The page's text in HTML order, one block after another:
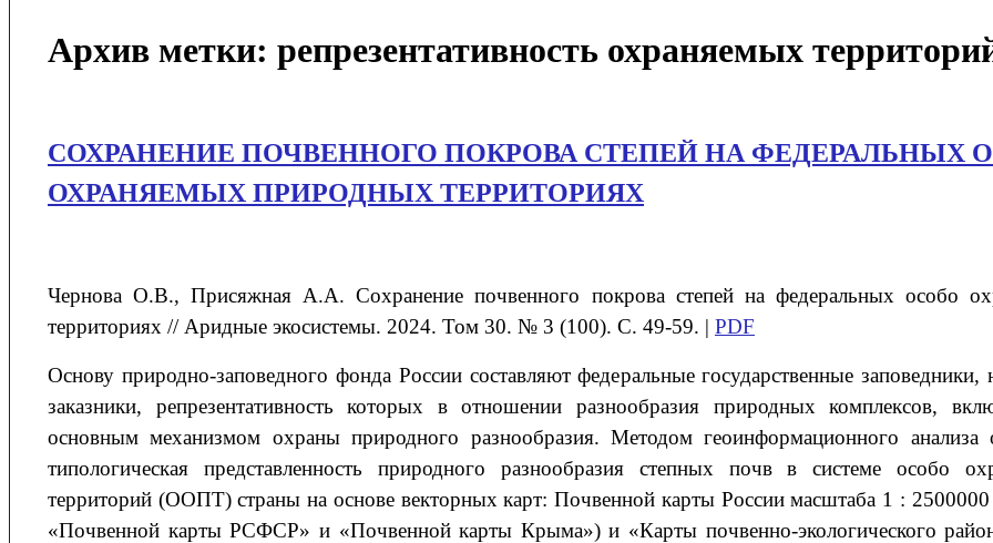
Архив метки: репрезентативность охраняемых
СОХРАНЕНИЕ ПОЧВЕННОГО ПОКРОВА СТЕПЕЙ НА ФЕДЕРАЛЬНЫХ
ОХРАНЯЕМЫХ ПРИРОДНЫХ ТЕРРИТОРИЯХ
Чернова О.В., Присяжная А.А. Сохранение почвенного покрова степей на федеральных особо
территориях // Аридные экосистемы. 2024. Том 30. № 3 (100). С. 49-59. | PDF
Основу природно-заповедного фонда России составляют федеральные государственные
заказники, репрезентативность которых в отношении разнообразия природных комплексов,
основным механизмом охраны природного разнообразия. Методом геоинформационного анализа
типологическая представленность природного разнообразия степных почв в системе особо
территорий (ООПТ) страны на основе векторных карт: Почвенной карты России масштаба 1 : 2500000
«Почвенной карты РСФСР» и «Почвенной карты Крыма») и «Карты почвенно-экологического